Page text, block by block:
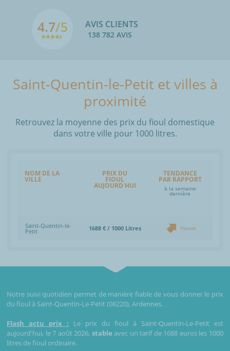
4.7/5 AVIS CLIENTS
138 782 AVIS
Saint-Quentin-le-Petit et villes à
proximité
Retrouvez la moyenne des prix du fioul domestique
dans votre ville pour 1000 litres.
NOM DE LA
VILLE
PRIX DU
FIOUL
AUJOURD'HUI
TENDANCE
PAR RAPPORT
à la semaine
dernière
Saint-Quentin-le-
Petit 1688 € / 1000 Litres Hausse
Notre suivi quotidien permet de manière fiable de vous donner le prix
du fioul à Saint-Quentin-Le-Petit (08220), Ardennes.
Flash actu prix : Le prix du fioul à Saint-Quentin-Le-Petit est
aujourd'hui, le 7 août 2026, stable avec un tarif de 1688 euros les 1000
litres de fioul ordinaire.